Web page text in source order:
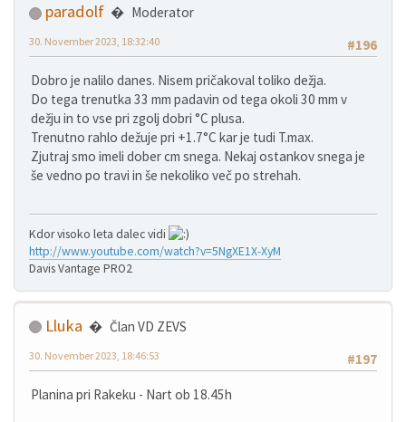
paradolf
Moderator
#196
30. November 2023, 18:32:40
Dobro je nalilo danes. Nisem pričakoval toliko dežja.
Do tega trenutka 33 mm padavin od tega okoli 30 mm v
dežju in to vse pri zgolj dobri °C plusa.
Trenutno rahlo dežuje pri +1.7°C kar je tudi T.max.
Zjutraj smo imeli dober cm snega. Nekaj ostankov snega je
še vedno po travi in še nekoliko več po strehah.
Kdor visoko leta dalec vidi
http://www.youtube.com/watch?v=5NgXE1X-XyM
Davis Vantage PRO2
Lluka
Član VD ZEVS
#197
30. November 2023, 18:46:53
Planina pri Rakeku - Nart ob 18.45h